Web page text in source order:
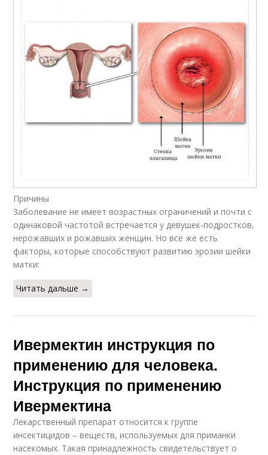
Причины
Заболевание не имеет возрастных ограничений и почти с
одинаковой частотой встречается у девушек-подростков,
нерожавших и рожавших женщин. Но все же есть
факторы, которые способствуют развитию эрозии шейки
матки:
Читать дальше →
Ивермектин инструкция по
применению для человека.
Инструкция по применению
Ивермектина
Лекарственный препарат относится к группе
инсектицидов – веществ, используемых для приманки
насекомых. Такая принадлежность свидетельствует о